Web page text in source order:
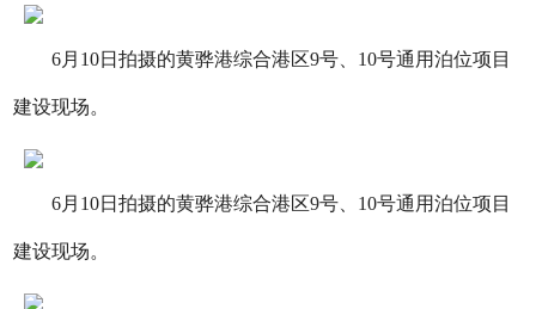
6月10日拍摄的黄骅港综合港区9号、10号通用泊位项目
建设现场。
6月10日拍摄的黄骅港综合港区9号、10号通用泊位项目
建设现场。